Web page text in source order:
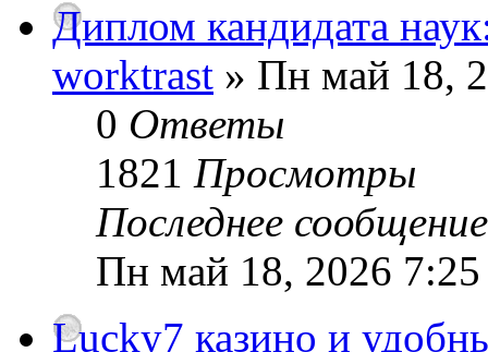
Диплом кандидата
worktrast » Пн май 18,
0 Ответы
1821 Просмотры
Последнее
Пн май 18, 2026 7:25
Lucky7 казино и